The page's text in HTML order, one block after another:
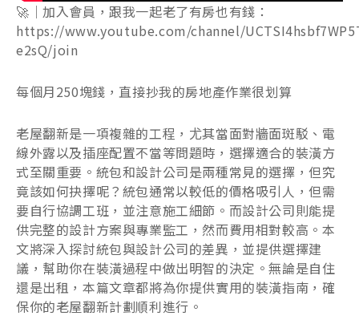
🚀｜加入會員，跟我一起老了有房也有錢：
https://www.youtube.com/channel/
e2sQ/join
每個月250塊錢，直接抄我的房地產作業很划算
老屋翻新是一項複雜的工程，尤其當面對牆面斑駁、電
線外露以及插座配置不當等問題時，選擇適合的裝潢方
式至關重要。統包和設計公司是兩種常見的選擇，但究
竟該如何抉擇呢？統包通常以較低的價格吸引人，但需
要自行協調工班，並注意施工細節。而設計公司則能提
供完整的設計方案與專業監工，然而費用相對較高。本
文將深入探討統包與設計公司的差異，並提供選擇建
議，幫助你在裝潢過程中做出明智的決定。無論是自住
還是出租，本篇文章都將為你提供實用的裝潢指南，確
保你的老屋翻新計劃順利進行。